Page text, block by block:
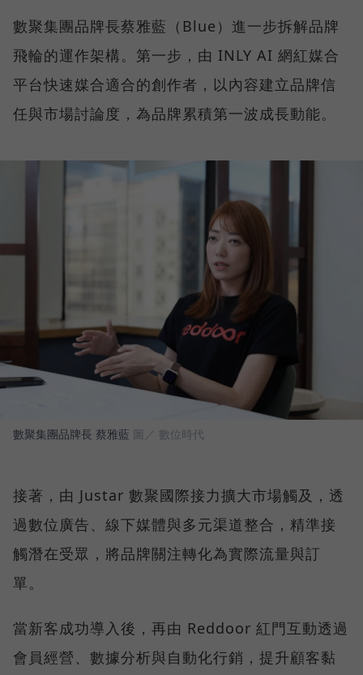
數聚集團品牌長蔡雅藍（Blue）進一步拆解品牌
飛輪的運作架構。第一步，由 INLY AI 網紅媒合
平台快速媒合適合的創作者，以內容建立品牌信
任與市場討論度，為品牌累積第一波成長動能。
數聚集團品牌長 蔡雅藍 圖／ 數位時代
接著，由 Justar 數聚國際接力擴大市場觸及，透
過數位廣告、線下媒體與多元渠道整合，精準接
觸潛在受眾，將品牌關注轉化為實際流量與訂
單。
當新客成功導入後，再由 Reddoor 紅門互動透過
會員經營、數據分析與自動化行銷，提升顧客黏